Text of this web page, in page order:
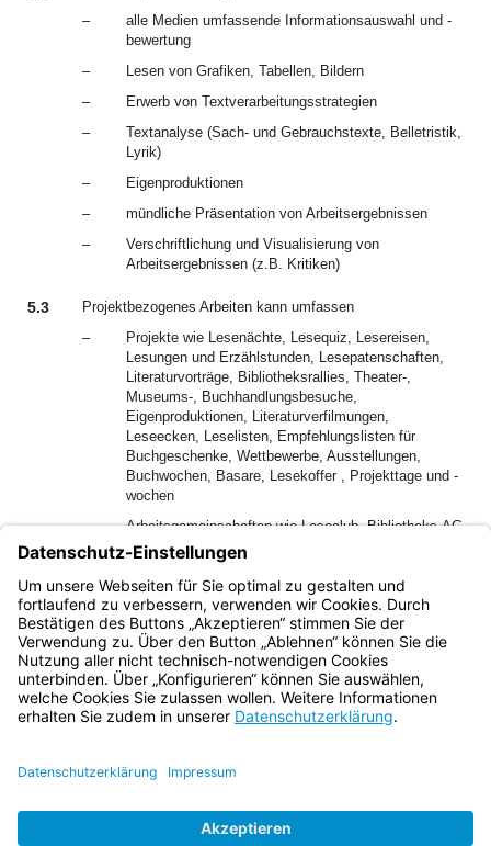
–
alle Medien umfassende Informationsauswahl und -
bewertung
–
Lesen von Grafiken, Tabellen, Bildern
–
Erwerb von Textverarbeitungsstrategien
–
Textanalyse (Sach- und Gebrauchstexte, Belletristik,
Lyrik)
–
Eigenproduktionen
–
mündliche Präsentation von Arbeitsergebnissen
–
Verschriftlichung und Visualisierung von
Arbeitsergebnissen (z.B. Kritiken)
5.3
Projektbezogenes Arbeiten kann umfassen
–
Projekte wie Lesenächte, Lesequiz, Lesereisen,
Lesungen und Erzählstunden, Lesepatenschaften,
Literaturvorträge, Bibliotheksrallies, Theater-,
Museums-, Buchhandlungsbesuche,
Eigenproduktionen, Literaturverfilmungen,
Leseecken, Leselisten, Empfehlungslisten für
Buchgeschenke, Wettbewerbe, Ausstellungen,
Buchwochen, Basare, Lesekoffer , Projekttage und -
wochen
–
Arbeitsgemeinschaften wie Leseclub, Bibliotheks-AG
–
Elternarbeit (Elternabend, Rundbriefe, Seminare)
–
Zusammenarbeit mit externen Partnern
Bayern.de
BayernPortal
Impressum